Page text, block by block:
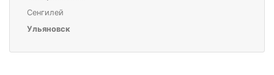
Сенгилей
Ульяновск